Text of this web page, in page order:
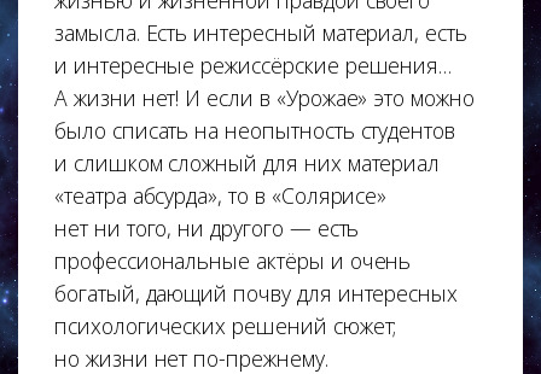
замысла. Есть интересный материал, есть
и интересные режиссёрские решения…
А жизни нет! И если в «Урожае» это можно
было списать на неопытность студентов
и слишком сложный для них материал
«театра абсурда», то в «Солярисе»
нет ни того, ни другого — есть
профессиональные актёры и очень
богатый, дающий почву для интересных
психологических решений сюжет;
но жизни нет по-прежнему.